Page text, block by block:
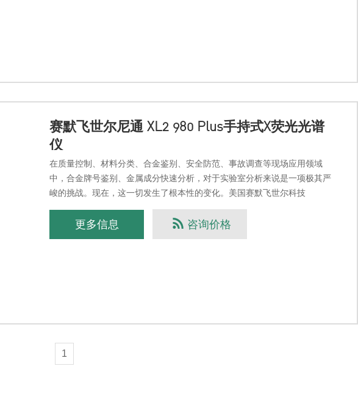
赛默飞世尔尼通 XL2 980 Plus手持式X荧光光谱
仪
在质量控制、材料分类、合金鉴别、安全防范、事故调查等现场应用领域
中，合金牌号鉴别、金属成分快速分析，对于实验室分析来说是一项极其严
峻的挑战。现在，这一切发生了根本性的变化。美国赛默飞世尔科技
（Thermo Fisher）旗下尼通（Niton）手持式XRF技
更多信息 咨询价格
1